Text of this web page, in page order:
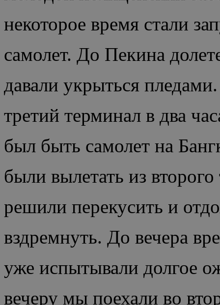
некоторое время стали
самолет. До Пекина
давали укрыться
третий терминал в два
был быть самолет на
были вылетать из
решили перекусить и
вздремнуть. До вечера
уже испытывали долгое
вечеру мы поехали во